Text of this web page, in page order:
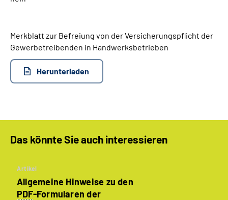
Leichte Sprache
Mein Kundenportal
Merkblatt zur Befreiung von der Versicherungspflicht der
Gewerbetreibenden in Handwerksbetrieben
Herunterladen
Das könnte Sie auch interessieren
Artikel
Allgemeine Hinweise zu den
PDF-Formularen der